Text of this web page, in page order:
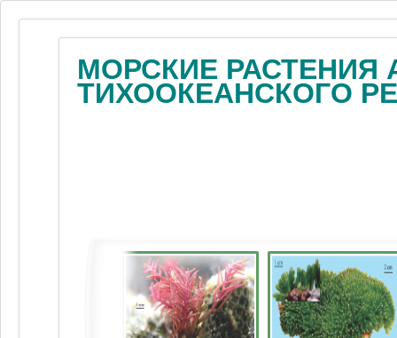
МОРСКИЕ РАСТЕНИЯ
ТИХООКЕАНСКОГО